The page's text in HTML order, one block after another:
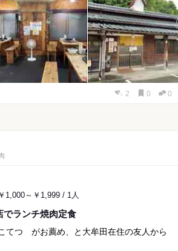
2 0 0
￥1,000～￥1,999 / 1人
でランチ焼肉定食
てつ がお薦め、と大牟田在住の友人から